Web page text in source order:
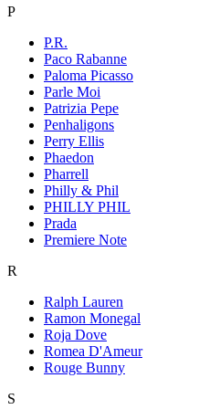
P
P.R.
Paco Rabanne
Paloma Picasso
Parle Moi
Patrizia Pepe
Penhaligons
Perry Ellis
Phaedon
Pharrell
Philly & Phil
PHILLY PHIL
Prada
Premiere Note
R
Ralph Lauren
Ramon Monegal
Roja Dove
Romea D'Ameur
Rouge Bunny
S